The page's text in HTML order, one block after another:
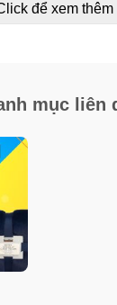
để xem thêm
mục liên